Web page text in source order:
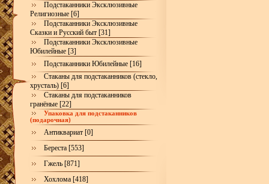
Подстаканники Эксклюзивные
Религиозные [6]
Подстаканники Эксклюзивные
Сказки и Русский быт [31]
Подстаканники Эксклюзивные
Юбилейные [3]
Подстаканники Юбилейные [16]
Стаканы для подстаканников (стекло,
хрусталь) [6]
Стаканы для подстаканников
гранёные [22]
Упаковка для подстаканников
(подарочная)
Антиквариат [0]
Береста [553]
Гжель [871]
Хохлома [418]